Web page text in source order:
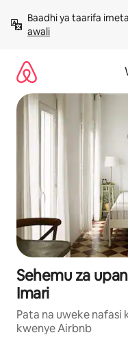
kwenda
kwenye
Baadhi ya taarifa
awali
Sehemu za
Imari
Pata na uweke nafasi
kwenye Airbnb